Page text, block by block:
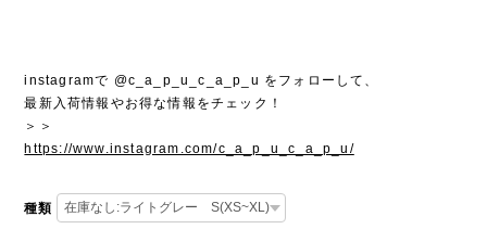
instagramで @c_a_p_u_c_a_p_u をフォローして、
最新入荷情報やお得な情報をチェック！
＞＞
https://www.instagram.com/c_a_p_u_c_a_p_u/
種類